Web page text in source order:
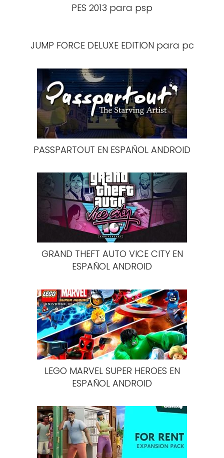
PES 2013 para psp
JUMP FORCE DELUXE EDITION para pc
PASSPARTOUT EN ESPAÑOL ANDROID
GRAND THEFT AUTO VICE CITY EN
ESPAÑOL ANDROID
LEGO MARVEL SUPER HEROES EN
ESPAÑOL ANDROID